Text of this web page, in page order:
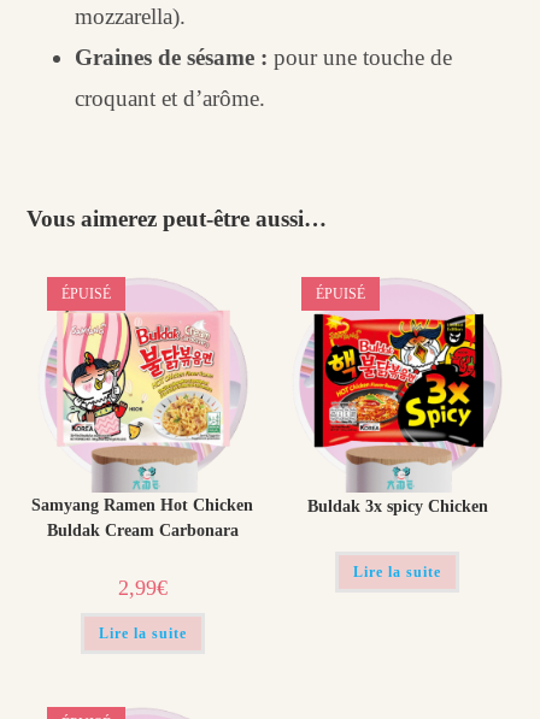
mozzarella).
Graines de sésame : pour une touche de
croquant et d’arôme.
Vous aimerez peut-être aussi…
ÉPUISÉ
Samyang Ramen Hot Chicken
Buldak Cream Carbonara
2,99€
Lire la suite
ÉPUISÉ
Buldak 3x spicy Chicken
Lire la suite